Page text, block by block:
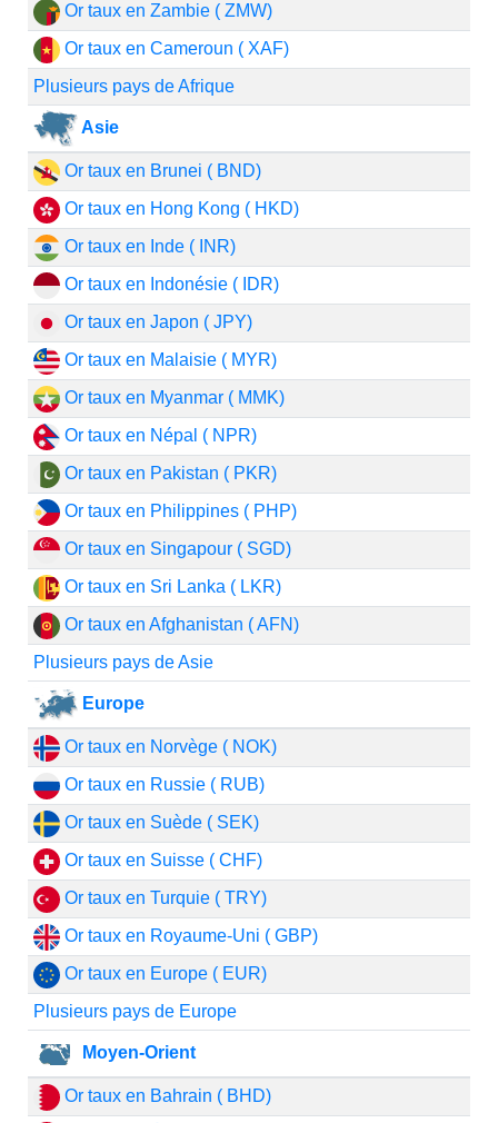
Or taux en Zambie ( ZMW)
Or taux en Cameroun ( XAF)
Plusieurs pays de Afrique
Asie
Or taux en Brunei ( BND)
Or taux en Hong Kong ( HKD)
Or taux en Inde ( INR)
Or taux en Indonésie ( IDR)
Or taux en Japon ( JPY)
Or taux en Malaisie ( MYR)
Or taux en Myanmar ( MMK)
Or taux en Népal ( NPR)
Or taux en Pakistan ( PKR)
Or taux en Philippines ( PHP)
Or taux en Singapour ( SGD)
Or taux en Sri Lanka ( LKR)
Or taux en Afghanistan ( AFN)
Plusieurs pays de Asie
Europe
Or taux en Norvège ( NOK)
Or taux en Russie ( RUB)
Or taux en Suède ( SEK)
Or taux en Suisse ( CHF)
Or taux en Turquie ( TRY)
Or taux en Royaume-Uni ( GBP)
Or taux en Europe ( EUR)
Plusieurs pays de Europe
Moyen-Orient
Or taux en Bahrain ( BHD)